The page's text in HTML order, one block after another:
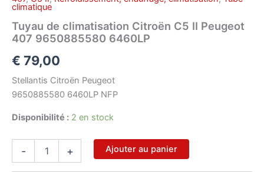
climatique
Tuyau de climatisation Citroën C5 II Peugeot
407 9650885580 6460LP
€ 79,00
Stellantis Citroën Peugeot
9650885580 6460LP NFP
Disponibilité : 2 en stock
- + Ajouter au panier